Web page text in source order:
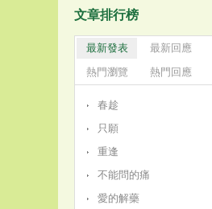
文章排行榜
最新發表 最新回應
熱門瀏覽
熱門回應
春趁
只願
重逢
不能問的痛
愛的解藥